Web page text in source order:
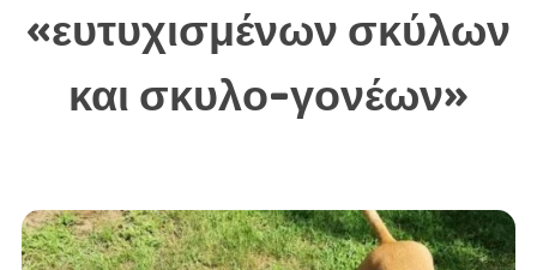
«ευτυχισμένων σκύλων
και σκυλο-γονέων»